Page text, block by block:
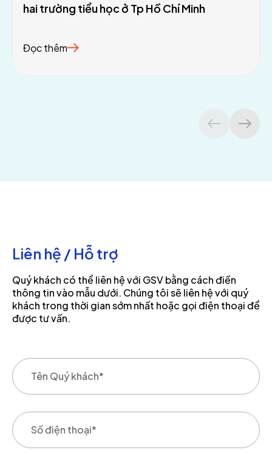
hai trường tiểu học ở Tp Hồ Chí Minh
Đọc thêm
Liên hệ / Hỗ trợ
Quý khách có thể liên hệ với GSV bằng cách điền
thông tin vào mẫu dưới. Chúng tôi sẽ liên hệ với quý
khách trong thời gian sớm nhất hoặc gọi điện thoại để
được tư vấn.